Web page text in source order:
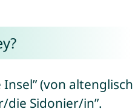
(von altenglisch
die Sidonier/in”.